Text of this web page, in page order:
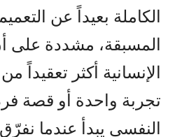
الكاملة بعيداً عن
المسبقة، مشددة على
الإنسانية أكثر تعقيداً
تجربة واحدة أو قصة
النفسي يبدأ عندما